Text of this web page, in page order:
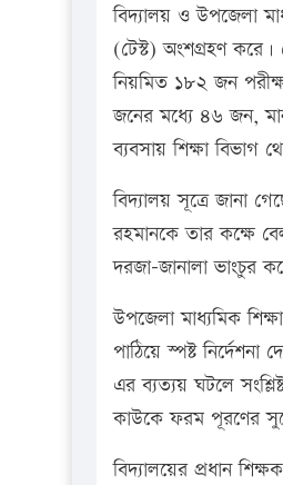
বিদ্যালয় ও উপজেলা
(টেস্ট) অংশগ্রহণ
নিয়মিত ১৮২ জন
জনের মধ্যে ৪৬ জন,
ব্যবসায় শিক্ষা বিভাগ
বিদ্যালয় সূত্রে জানা
রহমানকে তার কক্ষে
দরজা-জানালা ভাংচুর
উপজেলা মাধ্যমিক
পাঠিয়ে স্পষ্ট
এর ব্যত্যয় ঘটলে
কাউকে ফরম পূরণের
বিদ্যালয়ের প্রধান